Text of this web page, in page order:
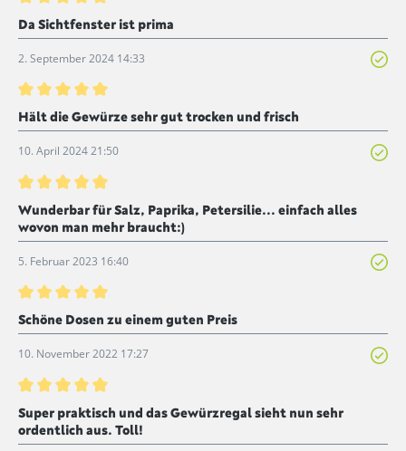
Bewertung mit 5 von 5 Sternen
Da Sichtfenster ist prima
2. September 2024 14:33
Bewertung mit 5 von 5 Sternen
Hält die Gewürze sehr gut trocken und frisch
10. April 2024 21:50
Bewertung mit 5 von 5 Sternen
Wunderbar für Salz, Paprika, Petersilie... einfach alles
wovon man mehr braucht:)
5. Februar 2023 16:40
Bewertung mit 5 von 5 Sternen
Schöne Dosen zu einem guten Preis
10. November 2022 17:27
Bewertung mit 5 von 5 Sternen
Super praktisch und das Gewürzregal sieht nun sehr
ordentlich aus. Toll!